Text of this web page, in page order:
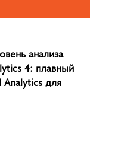
анализа
4: плавный
для